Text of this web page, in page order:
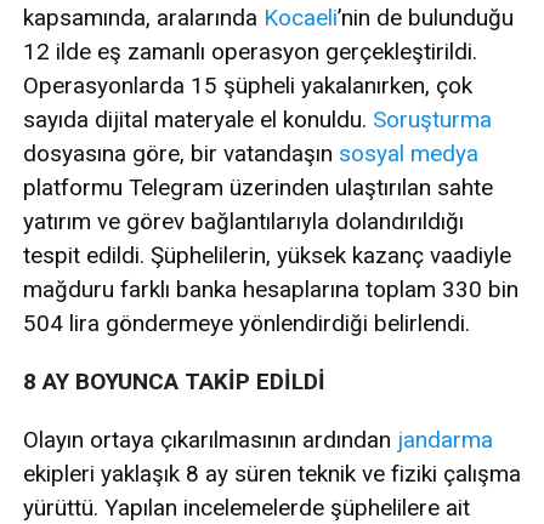
kapsamında, aralarında Kocaeli’nin de bulunduğu
12 ilde eş zamanlı operasyon gerçekleştirildi.
Operasyonlarda 15 şüpheli yakalanırken, çok
sayıda dijital materyale el konuldu. Soruşturma
dosyasına göre, bir vatandaşın sosyal medya
platformu Telegram üzerinden ulaştırılan sahte
yatırım ve görev bağlantılarıyla dolandırıldığı
tespit edildi. Şüphelilerin, yüksek kazanç vaadiyle
mağduru farklı banka hesaplarına toplam 330 bin
504 lira göndermeye yönlendirdiği belirlendi.
8 AY BOYUNCA TAKİP EDİLDİ
Olayın ortaya çıkarılmasının ardından jandarma
ekipleri yaklaşık 8 ay süren teknik ve fiziki çalışma
yürüttü. Yapılan incelemelerde şüphelilere ait